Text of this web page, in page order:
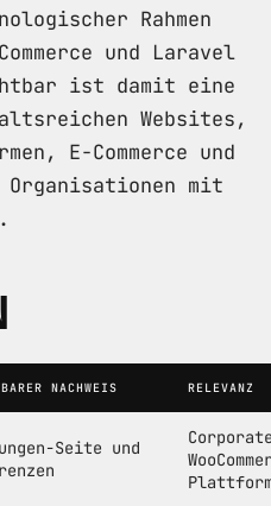
Rahmen
und Laravel
ist damit eine
Websites,
E-Commerce und
mit
NACHWEIS RELEVANZ
Seite und